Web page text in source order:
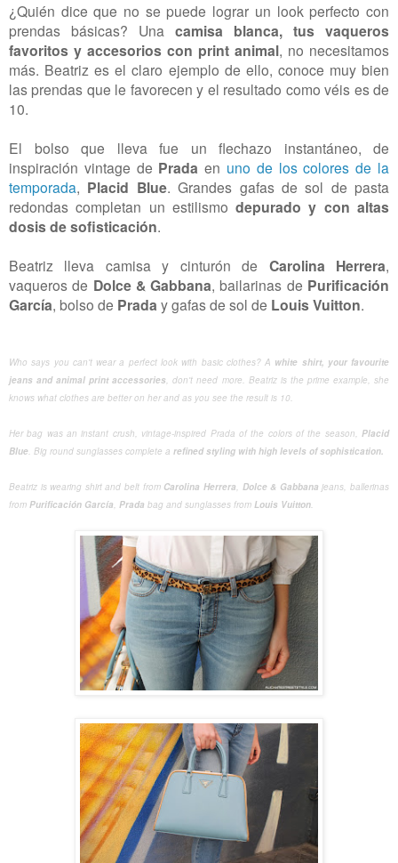
¿Quién dice que no se puede lograr un look perfecto con
prendas básicas? Una camisa blanca, tus vaqueros
favoritos y accesorios con print animal, no necesitamos
más. Beatriz es el claro ejemplo de ello, conoce muy bien
las prendas que le favorecen y el resultado como véis es de
10.
El bolso que lleva fue un flechazo instantáneo, de
inspiración vintage de Prada en uno de los colores de la
temporada, Placid Blue. Grandes gafas de sol de pasta
redondas completan un estilismodepurado y con altas
dosis de sofisticación.
Beatriz lleva camisa y cinturón de Carolina Herrera,
vaqueros de Dolce & Gabbana, bailarinas de Purificación
García, bolso de Prada y gafas de sol de Louis Vuitton.
Who says you can'tweara perfect look with basic clothes ?A white shirt, your favourite
jeans and animal print accessories,don't need more. Beatriz is the prime example, she
knows what clothes are better on her and as you see the result is 10.
Her bag was an instant crush, vintage-inspired Prada of the colors of the season, Placid
Blue. Big round sunglasses complete a refined styling with high levels of sophistication.
Beatriz is wearing shirt and belt from Carolina Herrera, Dolce & Gabbana jeans, ballerinas
from Purificación García, Prada bag and sunglasses from Louis Vuitton.